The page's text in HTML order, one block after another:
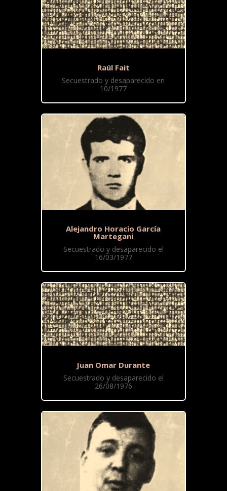
Raúl Fait
Secuestrado y desaparecido en
10/1977
Alejandro Horacio García
Martegani
Secuestrado y desaparecido el
16/03/1977
Juan Omar Durante
Secuestrado y desaparecido el
26/08/1976